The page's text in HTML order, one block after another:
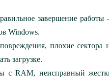
завершение работы
Windows.
плохие сектора
загрузке.
с RAM, неисправный